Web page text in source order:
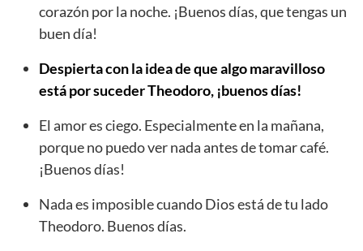
corazón por la noche. ¡Buenos días, que tengas un
buen día!
Despierta con la idea de que algo maravilloso
está por suceder Theodoro, ¡buenos días!
El amor es ciego. Especialmente en la mañana,
porque no puedo ver nada antes de tomar café.
¡Buenos días!
Nada es imposible cuando Dios está de tu lado
Theodoro. Buenos días.